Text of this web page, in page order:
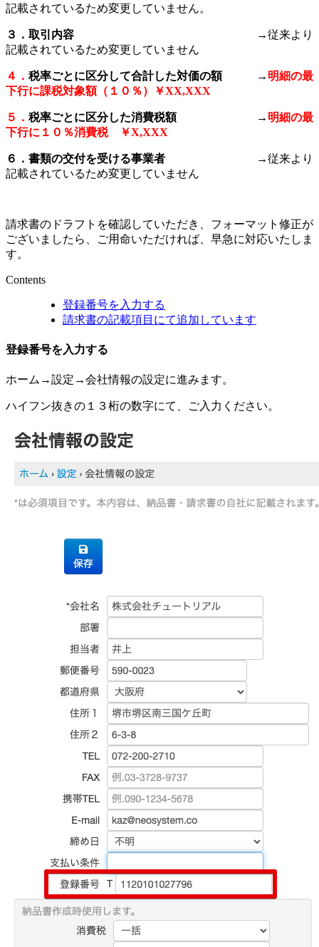
記載されているため変更していません。
３．取引内容
→従来より
記載されているため変更していません
４． 税率ごとに区分して合計した対価の額 → 明細の最
下行に課税対象額（１０％）￥XX,XXX
５． 税率ごとに区分した消費税額 → 明細の最
下行に１０％消費税 ￥X,XXX
６．書類の交付を受ける事業者
→従来より
記載されているため変更していません
請求書のドラフトを確認していただき、フォーマット修正が
ございましたら、ご用命いただければ、早急に対応いたしま
す。
Contents
登録番号を入力する
請求書の記載項目にて追加しています
登録番号を入力する
ホーム→設定→会社情報の設定に進みます。
ハイフン抜きの１３桁の数字にて、ご入力ください。